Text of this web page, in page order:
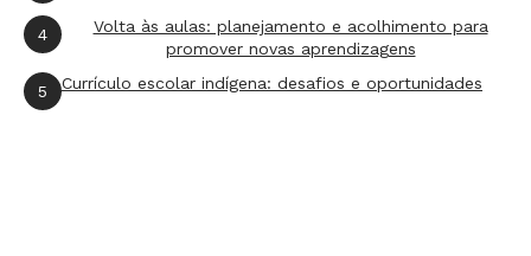
2014,
50% dos alunos eram de negros/pardos.
FORMAÇÃO
81,4%
4
Volta às aulas: planejamento e acolhimento para
promover novas aprendizagens
5 Currículo escolar indígena: desafios e oportunidades